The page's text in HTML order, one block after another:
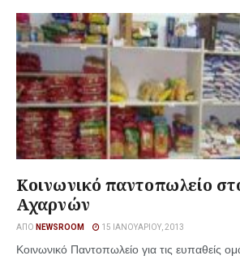
Κοινωνικό παντοπωλείο
Αχαρνών
ΑΠΌ NEWSROOM 15 ΙΑΝΟΥΑΡΊΟΥ, 2013
Κοινωνικό Παντοπωλείο για τις ευπαθείς